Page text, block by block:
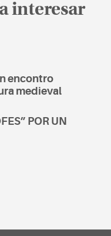
interesar
encontro
medieval
POR UN